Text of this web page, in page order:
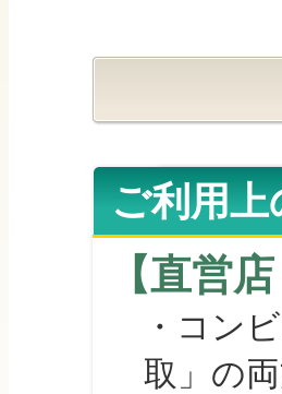
ご利用上
【直営
・コンビ
取」の